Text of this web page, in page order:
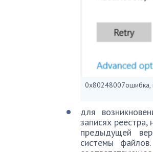
0x80248007ошибка,
для
записях
предыдущей
системы